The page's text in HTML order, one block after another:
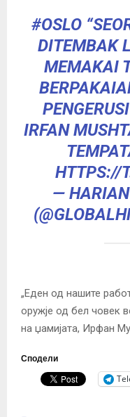
#OSLO
DITEMBAK
MEMAKAI
IRFAN
HTTPS://
—
„Еден од нашите
оружје од бел човек
на џамијата, Ирфан
Сподели